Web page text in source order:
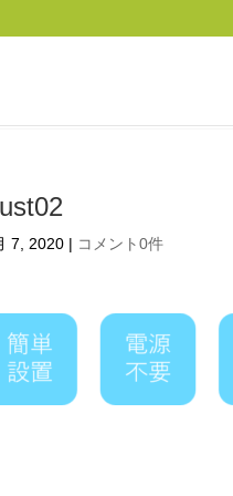
7, 2020 | コメント0件